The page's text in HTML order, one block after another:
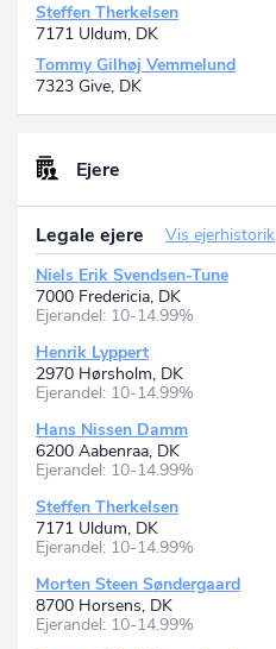
Steffen Therkelsen
7171 Uldum, DK
Tommy Gilhøj Vemmelund
7323 Give, DK
Ejere
Legale ejere
Vis ejerhistorik
Niels Erik Svendsen-Tune
7000 Fredericia, DK
Ejerandel: 10-14.99%
Henrik Lyppert
2970 Hørsholm, DK
Ejerandel: 10-14.99%
Hans Nissen Damm
6200 Aabenraa, DK
Ejerandel: 10-14.99%
Steffen Therkelsen
7171 Uldum, DK
Ejerandel: 10-14.99%
Morten Steen Søndergaard
8700 Horsens, DK
Ejerandel: 10-14.99%